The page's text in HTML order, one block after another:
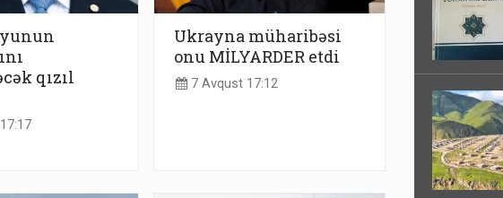
qızıl
Ukrayna müharibəsi
onu MİLYARDER etdi
7 Avqust 17:12